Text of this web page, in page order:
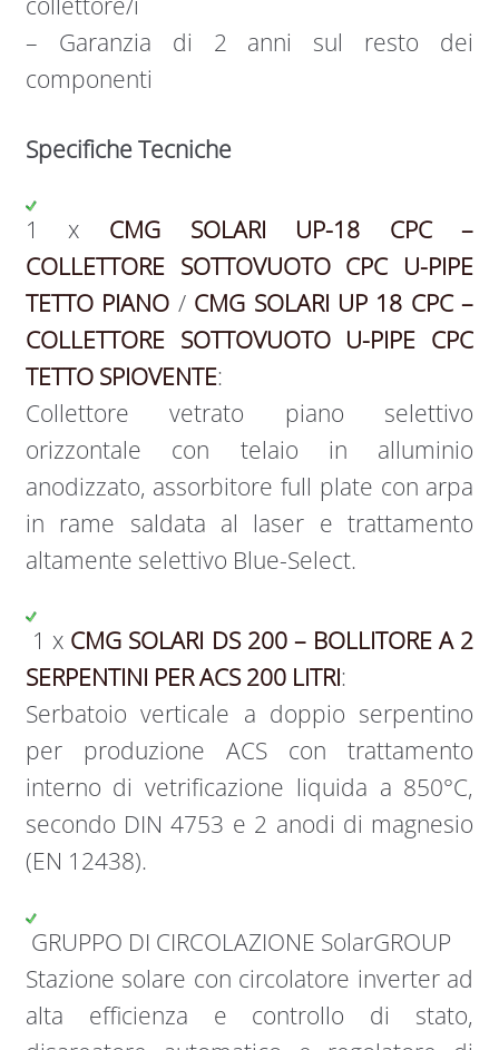
– Garanzia di 2 anni sul resto dei
componenti
Specifiche Tecniche
1 x CMG SOLARI UP-18 CPC –
COLLETTORE SOTTOVUOTO CPC U-PIPE
TETTO PIANO / CMG SOLARI UP 18 CPC –
COLLETTORE SOTTOVUOTO U-PIPE CPC
TETTO SPIOVENTE:
Collettore vetrato piano selettivo
orizzontale con telaio in alluminio
anodizzato, assorbitore full plate con arpa
in rame saldata al laser e trattamento
altamente selettivo Blue-Select.
1 x CMG SOLARI DS 200 – BOLLITORE A 2
SERPENTINI PER ACS 200 LITRI:
Serbatoio verticale a doppio serpentino
per produzione ACS con trattamento
interno di vetrificazione liquida a 850°C,
secondo DIN 4753 e 2 anodi di magnesio
(EN 12438).
GRUPPO DI CIRCOLAZIONE SolarGROUP
Stazione solare con circolatore inverter ad
alta efficienza e controllo di stato,